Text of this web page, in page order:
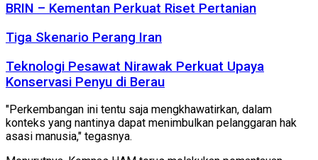
BRIN – Kementan Perkuat Riset Pertanian
Tiga Skenario Perang Iran
Teknologi Pesawat Nirawak Perkuat Upaya
Konservasi Penyu di Berau
"Perkembangan ini tentu saja mengkhawatirkan, dalam
konteks yang nantinya dapat menimbulkan pelanggaran hak
asasi manusia," tegasnya.